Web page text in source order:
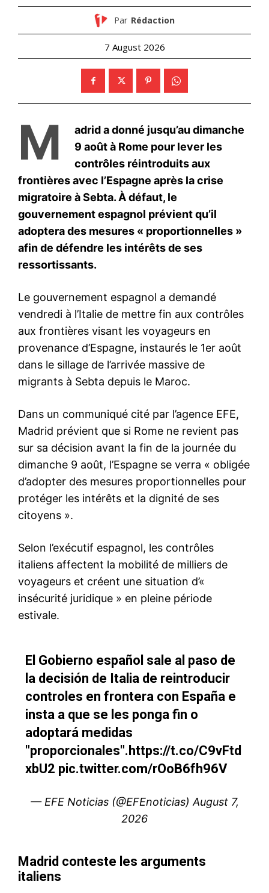
le1.ma
l'intelligence de
l'information
S'ABONNER MAINTENANT
Insight Publications
Nous contacter
Formules d’abonnement